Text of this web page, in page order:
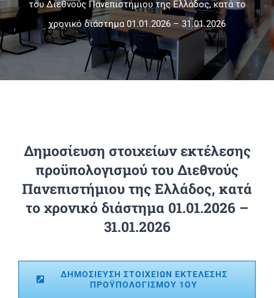
Πανεπιστημιακές Μονάδες
του Διεθνούς Πανεπιστήμιου της Ελλάδος, κατά το
χρονικό διάστημα 01.01.2026 – 31.01.2026
Δημοσίευση στοιχείων εκτέλεσης
προϋπολογισμού του Διεθνούς
Πανεπιστήμιου της Ελλάδος, κατά
το χρονικό διάστημα 01.01.2026 –
31.01.2026
ΔΗΜΟΣΙΕΥΣΗ ΣΤΟΙΧΕΙΩΝ ΕΚΤΕΛΕΣΗΣ
ΠΡΟΫΠΟΛΟΓΙΣΜΟΥ 1ΟΥ